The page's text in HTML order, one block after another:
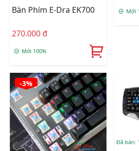
Bàn Phím E-Dra EK700
270.000 đ
Mới 100%
Mới
-3%
Đã bán: